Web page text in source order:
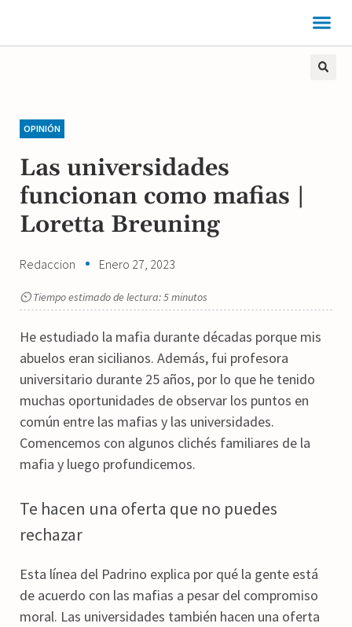
OPINIÓN
Las universidades
funcionan como mafias |
Loretta Breuning
Redaccion Enero 27, 2023
⏲ Tiempo estimado de lectura: 5 minutos
He estudiado la mafia durante décadas porque mis
abuelos eran sicilianos. Además, fui profesora
universitario durante 25 años, por lo que he tenido
muchas oportunidades de observar los puntos en
común entre las mafias y las universidades.
Comencemos con algunos clichés familiares de la
mafia y luego profundicemos.
Te hacen una oferta que no puedes
rechazar
Esta línea del Padrino explica por qué la gente está
de acuerdo con las mafias a pesar del compromiso
moral. Las universidades también hacen una oferta